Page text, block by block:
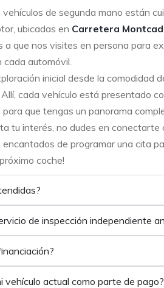
de segunda mano están
ubicadas en Carretera
a que nos visites en persona para
cada automóvil.
inicial desde la comodidad
cada vehículo está presentado
que tengas un panorama
tu interés, no dudes en
de programar una cita
coche!
de inspección independiente
vehículo actual como parte de pago?